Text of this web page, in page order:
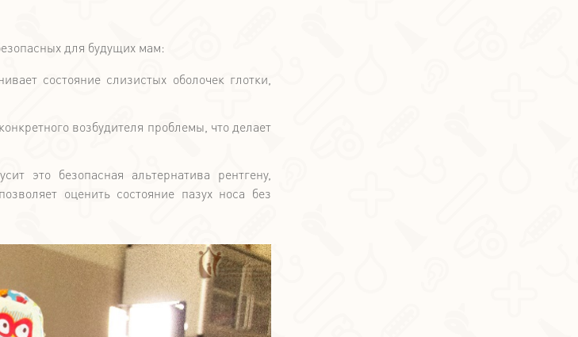
для будущих мам:
состояние слизистых оболочек глотки,
возбудителя проблемы, что делает
это безопасная альтернатива рентгену,
оценить состояние пазух носа без